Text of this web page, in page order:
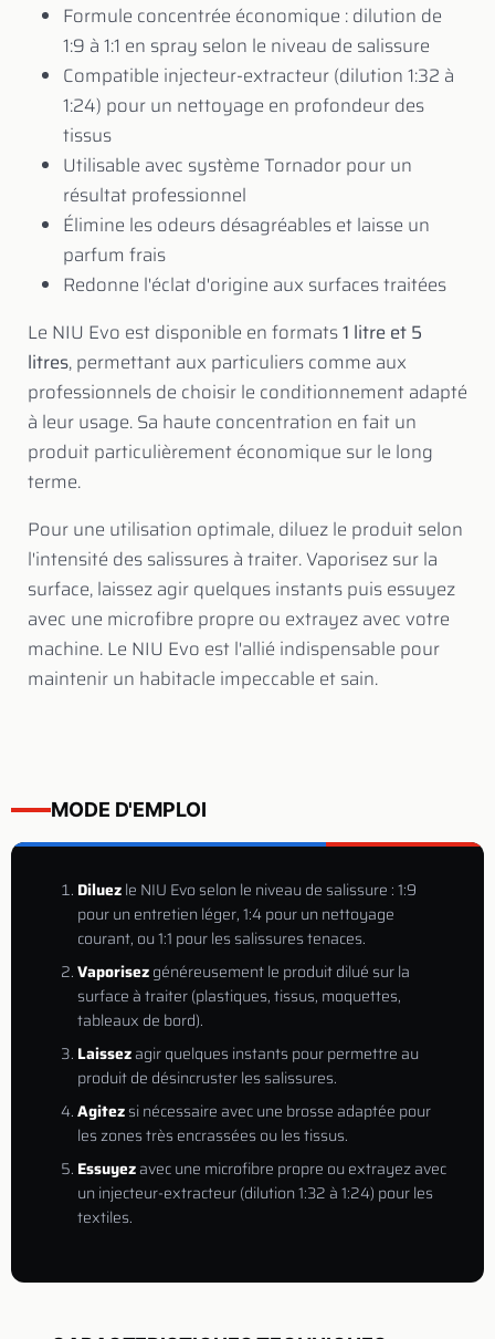
Formule concentrée économique : dilution de
1:9 à 1:1 en spray selon le niveau de salissure
Compatible injecteur-extracteur (dilution 1:32 à
1:24) pour un nettoyage en profondeur des
tissus
Utilisable avec système Tornador pour un
résultat professionnel
Élimine les odeurs désagréables et laisse un
parfum frais
Redonne l'éclat d'origine aux surfaces traitées
Le NIU Evo est disponible en formats1 litre et 5
litres, permettant aux particuliers comme aux
professionnels de choisir le conditionnement adapté
à leur usage. Sa haute concentration en fait un
produit particulièrement économique sur le long
terme.
Pour une utilisation optimale, diluez le produit selon
l'intensité des salissures à traiter. Vaporisez sur la
surface, laissez agir quelques instants puis essuyez
avec une microfibre propre ou extrayez avec votre
machine. Le NIU Evo est l'allié indispensable pour
maintenir un habitacle impeccable et sain.
MODE D'EMPLOI
Diluezle NIU Evo selon le niveau de salissure : 1:9
pour un entretien léger, 1:4 pour un nettoyage
courant, ou 1:1 pour les salissures tenaces.
Vaporisezgénéreusement le produit dilué sur la
surface à traiter (plastiques, tissus, moquettes,
tableaux de bord).
Laissezagir quelques instants pour permettre au
produit de désincruster les salissures.
Agitezsi nécessaire avec une brosse adaptée pour
les zones très encrassées ou les tissus.
Essuyezavec une microfibre propre ou extrayez avec
un injecteur-extracteur (dilution 1:32 à 1:24) pour les
textiles.